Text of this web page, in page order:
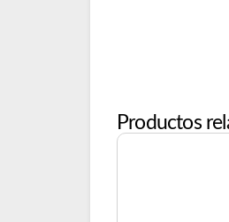
Productos